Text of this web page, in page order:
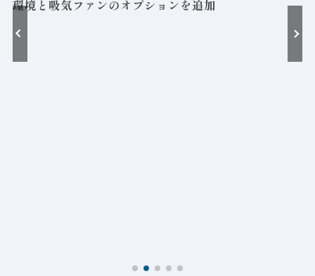
環境と吸気ファンのオプションを追加